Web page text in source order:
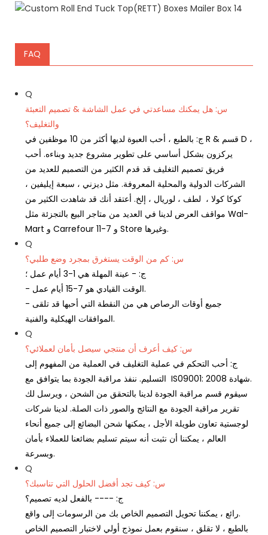
FAQ
Q
س: هل يمكنك مساعدتي في عمل الشاشة & تصميم التعبئة
والتغليف؟
ج: بالطبع ، أحب العبوة لديها أكثر من 10 موظفين في R & قسم D ،
يركزون بشكل أساسي على تطوير مشروع جديد وبناءه. أحب
فريق تصميم التغليف قد قدم الكثير من التصميم للعديد من
الشركات الدولية والمحلية المعروفة. مثل ديزني ، سبعة إيليفين ،
كوكا كولا ، لطف ، لوريال ، إلخ. أعتقد أنك قد شاهدت الكثير من
مواقف العرض لدينا في العديد من متاجر البيع بالتجزئة مثل Wal-
Mart و Carrefour و 7-11 Store وغيرها.
Q
س: كم من الوقت يستغرق بمجرد وضع طلبي؟
ج: - عينة المهلة هي 1-3 أيام عمل ؛
- الوقت القيادي هو 7-15 أيام عمل.
- جميع أوقات الرصاص هي من النقطة التي أحبها قد تلقى
الموافقات الهيكلية والفنية.
Q
س: كيف أعرف أن منتجي سيصل بأمان لعملائي؟
ج: أحب التحكم في عملية التغليف في العملية من المفهوم إلى
التسليم. ننفذ مراقبة الجودة بما يتوافق مع IS09001: 2008 شهادة.
سيقوم قسم مراقبة الجودة لدينا بالتحقق من الشحن ، ويرسل لك
تقرير مراقبة الجودة مع النتائج والصور ذات الصلة. لدينا شركات
لوجستية تعاون طويلة الأجل ، يمكنها شحن البضائع إلى جميع أنحاء
العالم ، يمكننا أن نثبت أنه سيتم تسليم بضائعنا للعملاء بأمان
وبسرعة.
Q
س: كيف تجد أفضل الحلول التي تناسبك؟
ج: ---- بالفعل لديه تصميم؟
رائع ، يمكننا تحويل التصميم الخاص بك من الرسومات إلى واقع.
بالطبع ، لا تقلق ، سنقوم بعمل نموذج أولي لاختبار التصميم الخاص